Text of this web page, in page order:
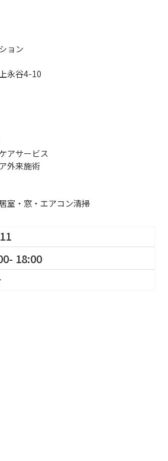
ョン
永谷4-10
アサービス
外来施術
室・窓・エアコン清掃
18:00